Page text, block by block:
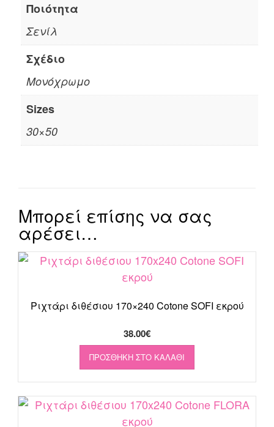
Ποιότητα
Σενίλ
Σχέδιο
Μονόχρωμο
Sizes
30×50
Μπορεί επίσης να σας
αρέσει…
Ριχτάρι διθέσιου 170×240 Cotone SOFI εκρού
38.00€
ΠΡΟΣΘΉΚΗ ΣΤΟ ΚΑΛΆΘΙ